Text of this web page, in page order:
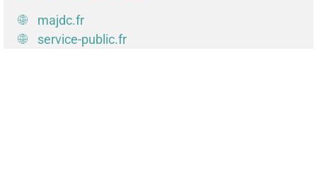
majdc.fr
service-public.fr